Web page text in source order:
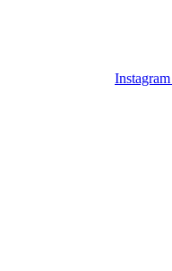
Instagram